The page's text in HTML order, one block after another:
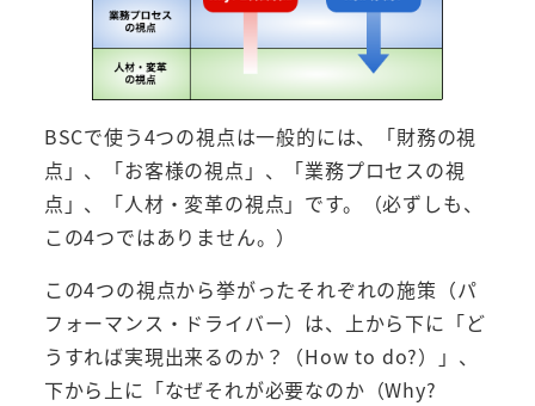
BSCで使う4つの視点は一般的には、「財務の視
点」、「お客様の視点」、「業務プロセスの視
点」、「人材・変革の視点」です。（必ずしも、
この4つではありません。）
この4つの視点から挙がったそれぞれの施策（パ
フォーマンス・ドライバー）は、上から下に「ど
うすれば実現出来るのか？（How to do?）」、
下から上に「なぜそれが必要なのか（Why?